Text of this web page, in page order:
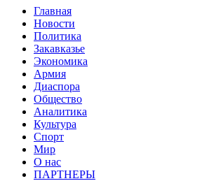
Главная
Новости
Политика
Закавказье
Экономика
Армия
Диаспора
Общество
Аналитика
Культура
Спорт
Мир
О нас
ПАРТНЕРЫ